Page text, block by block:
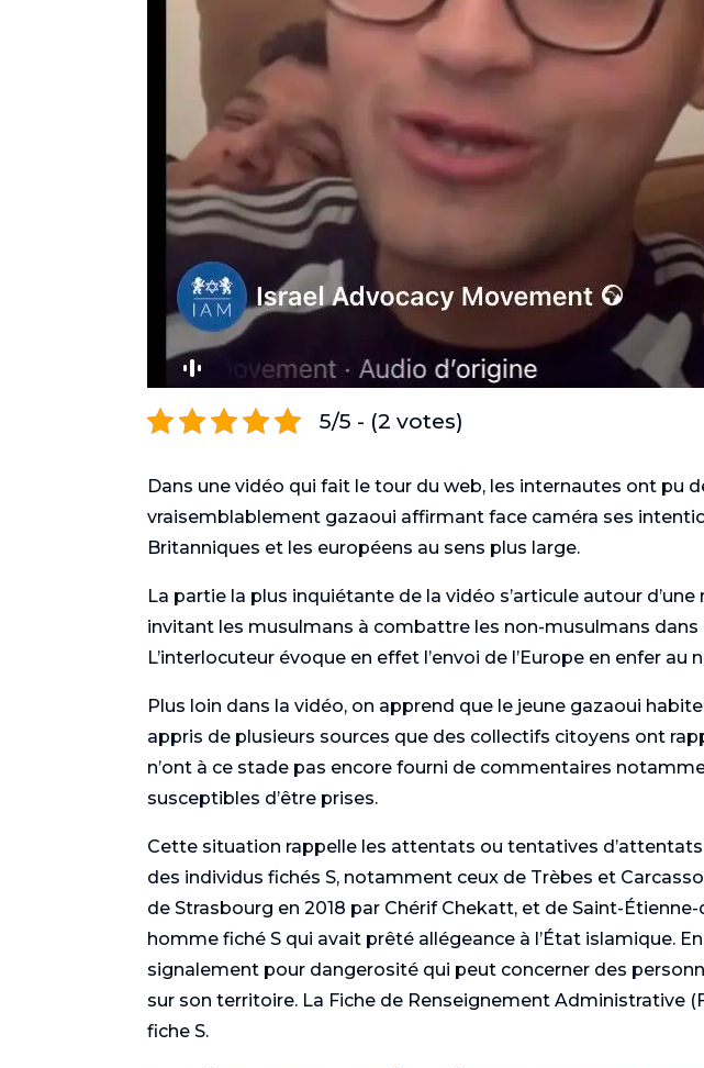
5/5 - (2 votes)
Dans une vidéo qui fait le tour du web, les internautes ont pu
vraisemblablement gazaoui affirmant face caméra ses
Britanniques et les européens au sens plus large.
La partie la plus inquiétante de la vidéo s’articule autour
invitant les musulmans à combattre les non-musulmans dans
L’interlocuteur évoque en effet l’envoi de l’Europe en enfer au
Plus loin dans la vidéo, on apprend que le jeune gazaoui
appris de plusieurs sources que des collectifs citoyens ont
n’ont à ce stade pas encore fourni de commentaires
susceptibles d’être prises.
Cette situation rappelle les attentats ou tentatives
des individus fichés S, notamment ceux de Trèbes et
de Strasbourg en 2018 par Chérif Chekatt, et de Saint-
homme fiché S qui avait prêté allégeance à l’État islamique.
signalement pour dangerosité qui peut concerner des
sur son territoire. La Fiche de Renseignement Administrative
fiche S.